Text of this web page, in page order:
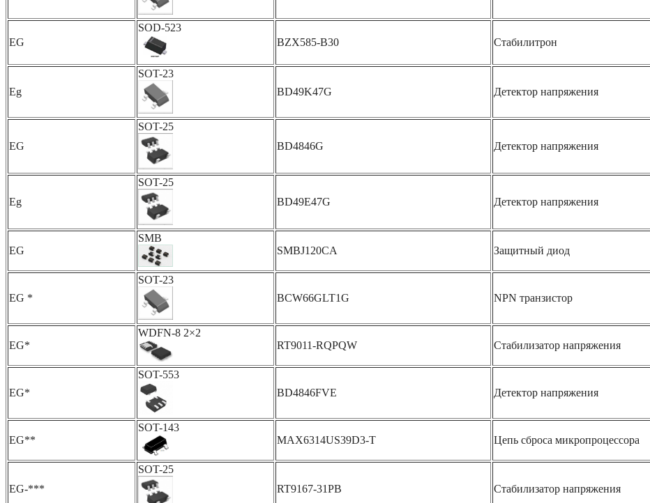
EG
SOD-523
BZX585-B30
Стабилитрон
Eg
SOT-23
BD49K47G
Детектор напряжения
EG
SOT-25
BD4846G
Детектор напряжения
Eg
SOT-25
BD49E47G
Детектор напряжения
EG
SMB
SMBJ120CA
Защитный диод
EG *
SOT-23
BCW66GLT1G
NPN транзистор
EG*
WDFN-8 2×2
RT9011-RQPQW
Стабилизатор напряжения
EG*
SOT-553
BD4846FVE
Детектор напряжения
EG**
SOT-143
MAX6314US39D3-T
Цепь сброса микропроцессора
EG-***
SOT-25
RT9167-31PB
Стабилизатор напряжения